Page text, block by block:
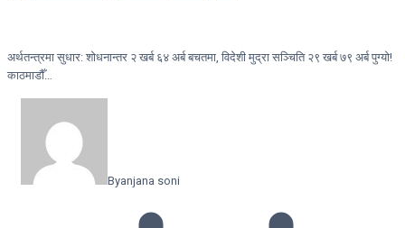
अर्थतन्त्रमा सुधार: शोधनान्तर २ खर्ब ६४ अर्ब बचतमा, विदेशी मुद्रा सञ्चिति २९ खर्ब ७९ अर्ब पुग्यो!
काठमाडौँ…
Byanjana soni